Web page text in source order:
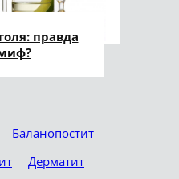
правда
Баланопостит
Дерматит